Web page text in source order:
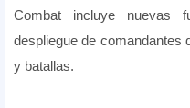
Combat incluye nuevas
despliegue de comandantes
y batallas.